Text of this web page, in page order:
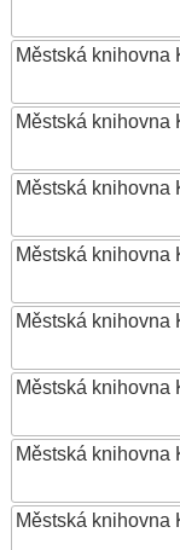
Městská knihovna
Městská knihovna
Městská knihovna
Městská knihovna
Městská knihovna
Městská knihovna
Městská knihovna
Městská knihovna